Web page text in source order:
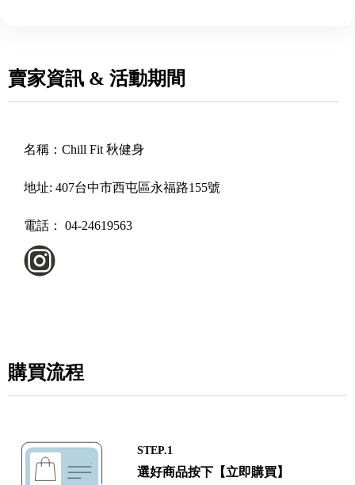
賣家資訊 & 活動期間
名稱： Chill Fit 秋健身
地址: 407台中市西屯區永福路155號
電話： 04-24619563
購買流程
STEP.1
選好商品按下【立即購買】